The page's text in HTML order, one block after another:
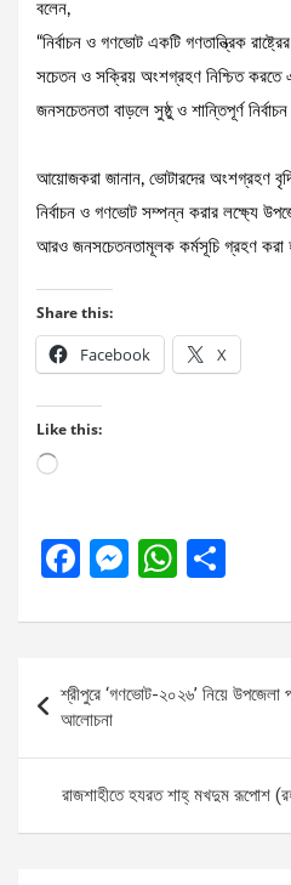
বলেন,
‎“নির্বাচন ও গণভোট একটি গণতান্ত্রিক
সচেতন ও সক্রিয় অংশগ্রহণ নিশ্চিত
জনসচেতনতা বাড়লে সুষ্ঠু ও শান্তিপূর্ণ
‎আয়োজকরা জানান, ভোটারদের অংশগ্রহণ
নির্বাচন ও গণভোট সম্পন্ন করার লক্ষ্যে
আরও জনসচেতনতামূলক কর্মসূচি গ্রহণ করা
Share this:
Facebook X
Like this:
Loading…
F
ce
o
o
k
M
se
n
g
er
W
at
s
A
p
p
ar
e
Post
navigation
শ্রীপুরে ‘গণভোট-২০২৬’ নিয়ে
আলোচনা
রাজশাহীতে হযরত শাহ্ মখদুম রূপোশ